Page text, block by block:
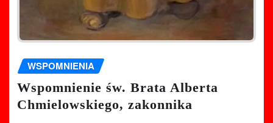
WSPOMNIENIA
Wspomnienie św. Brata Alberta
Chmielowskiego, zakonnika